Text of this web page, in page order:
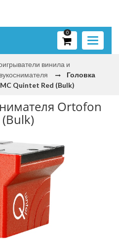
Toggle
0
винила и
Головка
Quintet Red (Bulk)
Ortofon